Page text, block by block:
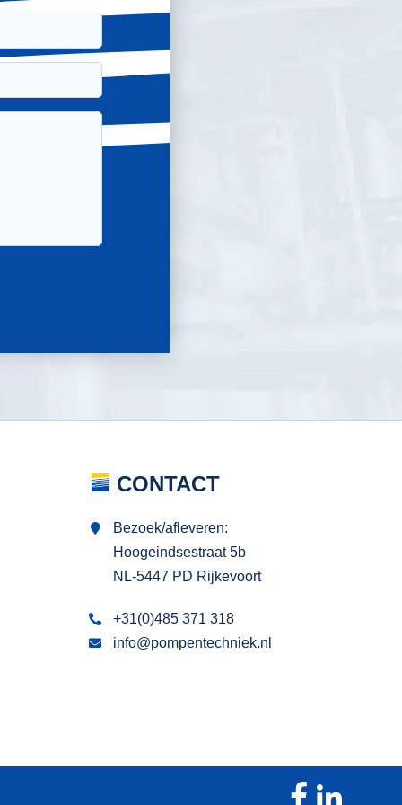
CONTACT
Bezoek/afleveren:
Hoogeindsestraat 5b
NL-5447 PD Rijkevoort
+31(0)485 371 318
info@pompentechniek.nl